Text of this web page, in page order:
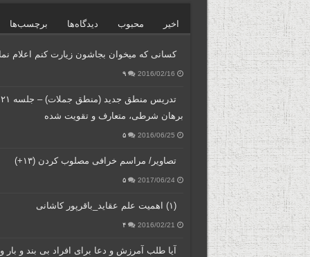
اخیر محبوب دیدگاه‌ها برچسب‌ها
کسانی که میخوان بجاشون زیارت کنم اعلام
2016/02/16 ۹
برهان شرطی، متعارف و تقویت شده
2016/06/25 ۵
تصاویر/ مراسم خرافی مصلوب کردن (۱۳+)
2017/06/24 ۵
(۱) اهمیت علم عقاید_باقرپور کاشانی
2016/02/21 ۴
آیا طلب آمرزش و دعا برای افراد بی بند و بار و